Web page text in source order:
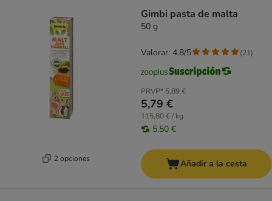
2 opciones
Gimbi pasta de malta
50 g
PRVP* 5,89 €
5,79 €
115,80 € / kg
5,50 €
Valorar: 4.8/5 (21)
Añadir a la cesta